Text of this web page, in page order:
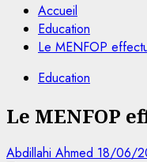
Accueil
Education
Le MENFOP
Education
Le MENFOP
Abdillahi Ahmed 18/06/